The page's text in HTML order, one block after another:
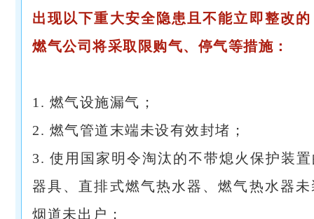
出现以下重大安全隐患且不能立即整改
燃气公司将采取限购气、停气等措施：
1. 燃气设施漏气；
2. 燃气管道末端未设有效封堵；
3. 使用国家明令淘汰的不带熄火保护装
器具、直排式燃气热水器、燃气热水器
烟道未出户；